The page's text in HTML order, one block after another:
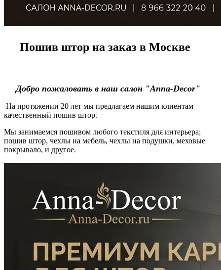
Пошив штор на заказ в Москве
Добро пожаловать в наш салон "Anna-Decor"
На протяжении 20 лет мы предлагаем нашим клиентам
качественный пошив штор.
Мы занимаемся пошивом любого текстиля для интерьера;
пошив штор, чехлы на мебель, чехлы на подушки, меховые
покрывало, и другое.